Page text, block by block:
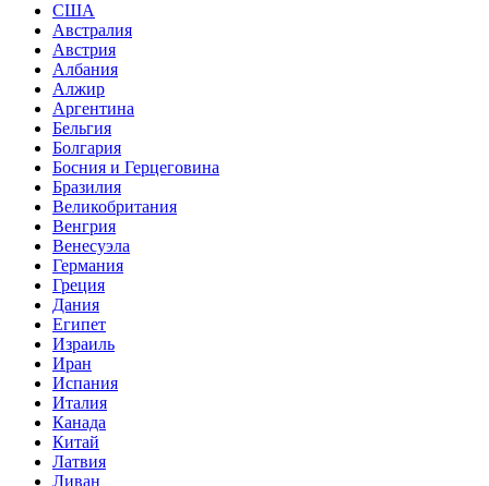
США
Австралия
Австрия
Албания
Алжир
Аргентина
Бельгия
Болгария
Босния и Герцеговина
Бразилия
Великобритания
Венгрия
Венесуэла
Германия
Греция
Дания
Египет
Израиль
Иран
Испания
Италия
Канада
Китай
Латвия
Ливан